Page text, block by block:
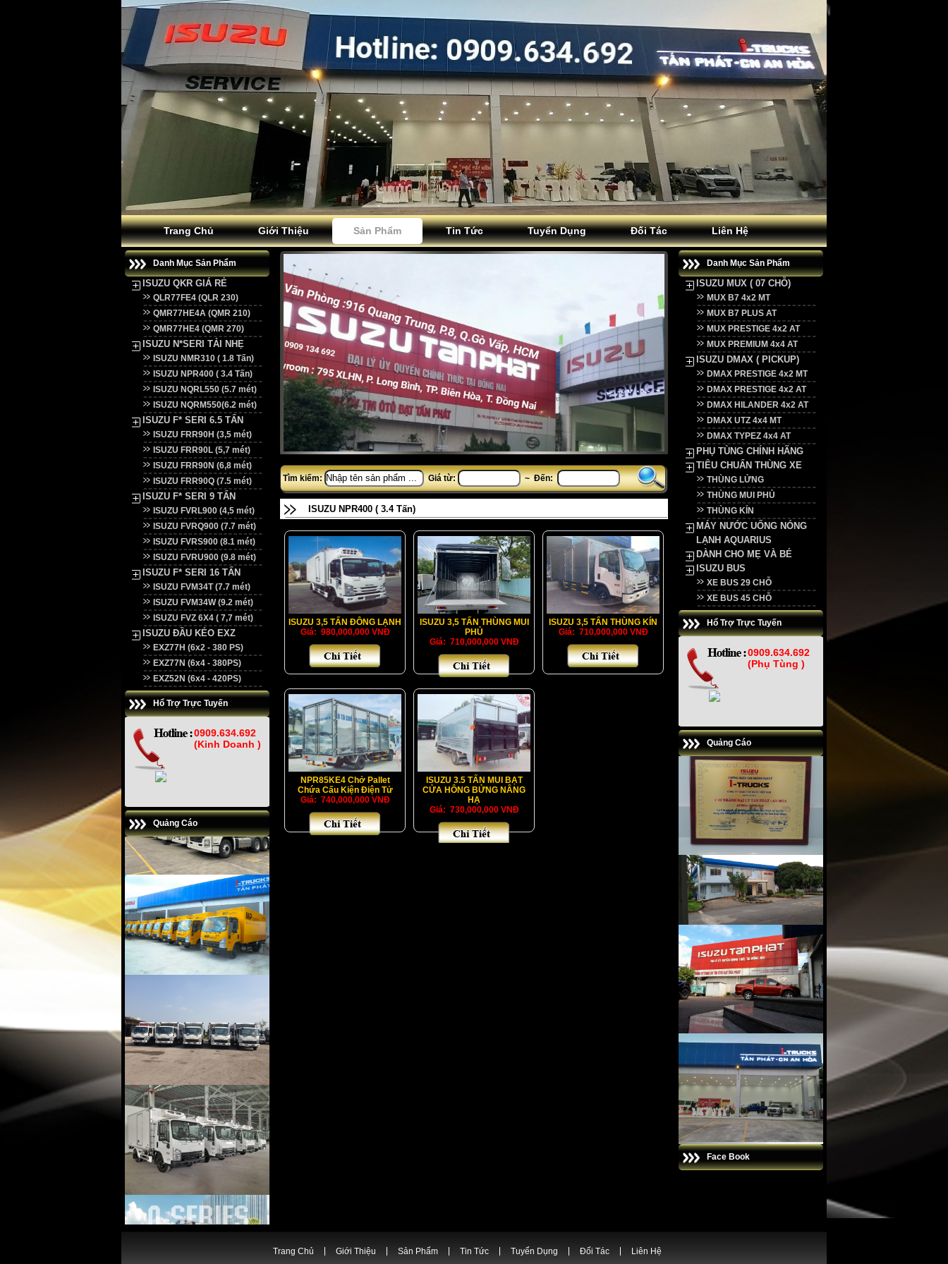
Trang Chủ Giới Thiệu Sản Phẩm Tin Tức Tuyển Dụng Đối Tác Liên Hệ
Danh Mục Sản Phẩm
ISUZU QKR GIÁ RẺ
QLR77FE4 (QLR 230)
QMR77HE4A (QMR 210)
QMR77HE4 (QMR 270)
ISUZU N*SERI TẢI NHẸ
ISUZU NMR310 ( 1.8 Tấn)
ISUZU NPR400 ( 3.4 Tấn)
ISUZU NQRL550 (5.7 mét)
ISUZU NQRM550(6.2 mét)
ISUZU F* SERI 6.5 TẤN
ISUZU FRR90H (3,5 mét)
ISUZU FRR90L (5,7 mét)
ISUZU FRR90N (6,8 mét)
ISUZU FRR90Q (7.5 mét)
ISUZU F* SERI 9 TẤN
ISUZU FVRL900 (4,5 mét)
ISUZU FVRQ900 (7.7 mét)
ISUZU FVRS900 (8.1 mét)
ISUZU FVRU900 (9.8 mét)
ISUZU F* SERI 16 TẤN
ISUZU FVM34T (7.7 mét)
ISUZU FVM34W (9.2 mét)
ISUZU FVZ 6X4 ( 7,7 mét)
ISUZU ĐẦU KÉO EXZ
EXZ77H (6x2 - 380 PS)
EXZ77N (6x4 - 380PS)
EXZ52N (6x4 - 420PS)
Hổ Trợ Trực Tuyến
0909.634.692
(Kinh Doanh )
Quảng Cáo
Tìm kiếm: Giá từ: ~ Đến:
ISUZU NPR400 ( 3.4 Tấn)
ISUZU 3,5 TẤN ĐÔNG LẠNH
Giá: 980,000,000 VNĐ
ISUZU 3,5 TẤN THÙNG MUI
PHỦ
Giá: 710,000,000 VNĐ
ISUZU 3,5 TẤN THÙNG KÍN
Giá: 710,000,000 VNĐ
NPR85KE4 Chở Pallet
Chứa Cấu Kiện Điện Tử
Giá: 740,000,000 VNĐ
ISUZU 3.5 TẤN MUI BẠT
CỬA HÔNG BỬNG NÂNG
HẠ
Giá: 730,000,000 VNĐ
Danh Mục Sản Phẩm
ISUZU MUX ( 07 CHỖ)
MUX B7 4x2 MT
MUX B7 PLUS AT
MUX PRESTIGE 4x2 AT
MUX PREMIUM 4x4 AT
ISUZU DMAX ( PICKUP)
DMAX PRESTIGE 4x2 MT
DMAX PRESTIGE 4x2 AT
DMAX HILANDER 4x2 AT
DMAX UTZ 4x4 MT
DMAX TYPEZ 4x4 AT
PHỤ TÙNG CHÍNH HÃNG
TIÊU CHUẨN THÙNG XE
THÙNG LỬNG
THÙNG MUI PHỦ
THÙNG KÍN
MÁY NƯỚC UỐNG NÓNG
LẠNH AQUARIUS
DÀNH CHO MẸ VÀ BÉ
ISUZU BUS
XE BUS 29 CHỖ
XE BUS 45 CHỖ
Hổ Trợ Trực Tuyến
0909.634.692
(Phụ Tùng )
Quảng Cáo
Face Book
Trang Chủ Giới Thiệu Sản Phẩm Tin Tức Tuyển Dụng Đối Tác Liên Hệ